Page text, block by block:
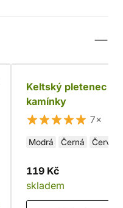
Keltský pletenec s
kamínky
7×
Modrá Černá
119 Kč
skladem